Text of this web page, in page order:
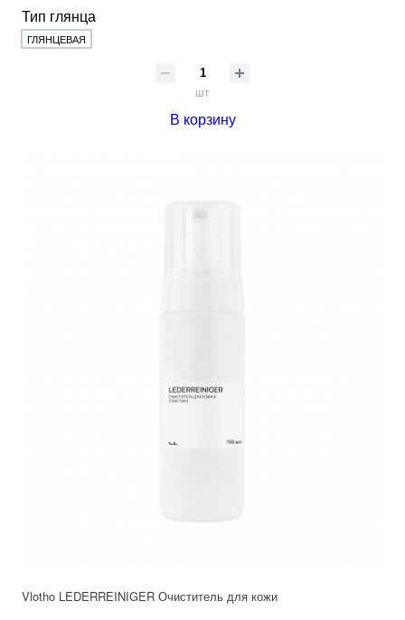
Тип глянца
ГЛЯНЦЕВАЯ
шт
В корзину
Vlotho LEDERREINIGER Очиститель для кожи